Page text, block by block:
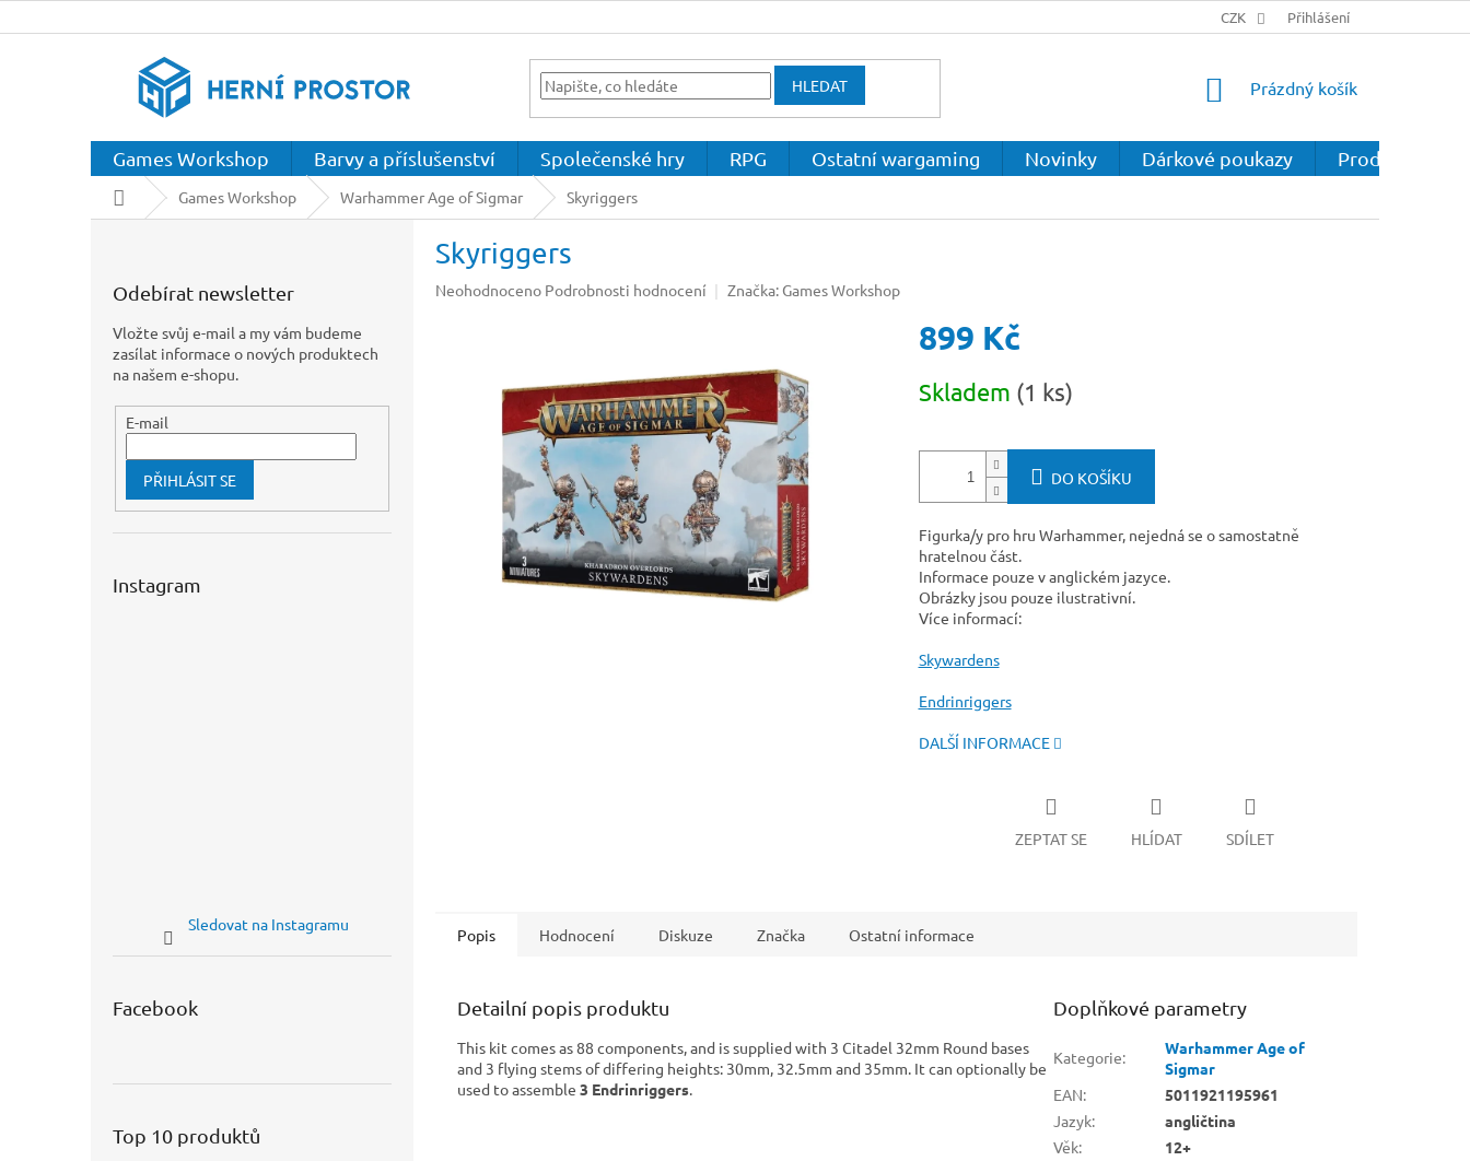
na
CZK Přihlášení
HLEDAT
NÁKUPNÍ
Prázdný košík
Games Workshop Barvy a příslušenství Společenské hry RPG Ostatní wargaming Novinky Dárkové poukazy Prodejna
Domů Games Workshop Warhammer Age of Sigmar Skyriggers
Odebírat newsletter
Vložte svůj e-mail a my vám budeme
zasílat informace o nových produktech
na našem e-shopu.
E-mail
PŘIHLÁSIT SE
Instagram
Sledovat na Instagramu
Facebook
Top 10 produktů
Skyriggers
Průměrné
hvězdiček.
Neohodnoceno Podrobnosti hodnocení Značka: Games Workshop
899 Kč
cena:
Skladem (1 ks)
DO KOŠÍKU
Figurka/y pro hru Warhammer, nejedná se o samostatně
hratelnou část.
Informace pouze v anglickém jazyce.
Obrázky jsou pouze ilustrativní.
Více informací:
Skywardens
Endrinriggers
DALŠÍ INFORMACE
ZEPTAT SE HLÍDAT SDÍLET
Popis Hodnocení Diskuze Značka Ostatní informace
Detailní popis produktu
This kit comes as 88 components, and is supplied with 3 Citadel 32mm Round bases
and 3 flying stems of differing heights: 30mm, 32.5mm and 35mm. It can optionally be
used to assemble 3 Endrinriggers.
Doplňkové parametry
Kategorie:
Warhammer Age of
Sigmar
EAN:
5011921195961
Jazyk:
angličtina
Věk:
12+